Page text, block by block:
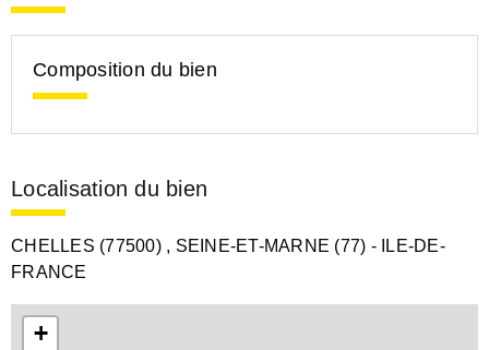
Composition du bien
Localisation du bien
CHELLES (77500) , SEINE-ET-MARNE (77) - ILE-DE-
FRANCE
+